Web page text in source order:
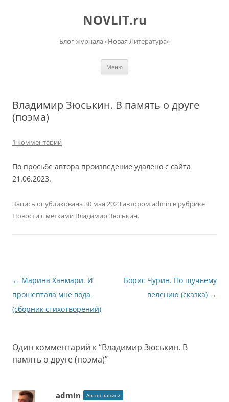
NOVLIT.ru
Блог журнала «Новая Литература»
Меню
Владимир Зюськин. В память о друге
(поэма)
1 комментарий
По просьбе автора произведение удалено с сайта
21.06.2023.
Запись опубликована 30 мая 2023автором admin в рубрике
Новости с метками Владимир Зюськин.
Навигация
по
записям
← Марина Ханмари. И
прошептала мне вода
(сборник стихотворений)
Борис Чурин. По щучьему
велению (сказка) →
Один комментарий к “Владимир Зюськин. В
память о друге (поэма)”
admin Автор записи